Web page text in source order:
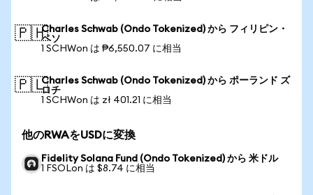
🇵🇭Charles Schwab (Ondo Tokenized) から フィリピン・
ペソ
1 SCHWon は ₱6,550.07 に相当
🇵🇱Charles Schwab (Ondo Tokenized) から ポーランド ズ
ロチ
1 SCHWon は zł 401.21 に相当
他のRWAをUSDに変換
Fidelity Solana Fund (Ondo Tokenized) から 米ドル
1 FSOLon は $8.74 に相当